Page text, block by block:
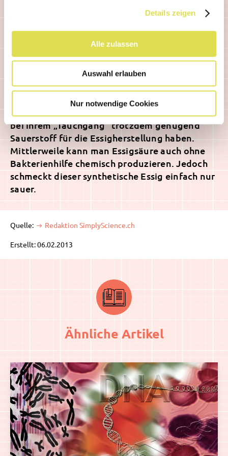
Details zeigen
Alle zulassen
Auswahl erlauben
Nur notwendige Cookies
schneller. Dabei rieselt der Alkohol über
die Bakterien angesiedelt sind. Von unten
bekommen die kleinen Helfer ständig
Frischluft und können so Essig produzieren.
Die modernste Methode ist das
„Submersverfahren“: Die Bakterien schwimmen
in der alkoholischen Flüssigkeit, in die ständig
Luft hineingeblasen wird, so dass die Bakterien
bei ihrem „Tauchgang“ trotzdem genügend
Sauerstoff für die Essigherstellung haben.
Mittlerweile kann man Essigsäure auch ohne
Bakterienhilfe chemisch produzieren. Jedoch
schmeckt dieser synthetische Essig einfach nur
sauer.
Quelle: Redaktion SimplyScience.ch
Erstellt: 06.02.2013
Ähnliche Artikel